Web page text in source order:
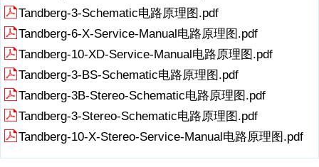
RadioFans.CN 收音机爱 好者资料库 RadioFans.CN 收音机爱 好者资
料库
展开阅读全文
Tandberg-3-Schematic电路原理图.pdf
Tandberg-6-X-Service-Manual电路原理图.pdf
Tandberg-10-XD-Service-Manual电路原理图.pdf
Tandberg-3-BS-Schematic电路原理图.pdf
Tandberg-3B-Stereo-Schematic电路原理图.pdf
Tandberg-3-Stereo-Schematic电路原理图.pdf
Tandberg-10-X-Stereo-Service-Manual电路原理图.pdf